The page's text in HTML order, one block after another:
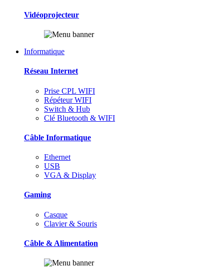
Vidéoprojecteur
Informatique
Réseau Internet
Prise CPL WIFI
Répéteur WIFI
Switch & Hub
Clé Bluetooth & WIFI
Câble Informatique
Ethernet
USB
VGA & Display
Gaming
Casque
Clavier & Souris
Câble & Alimentation